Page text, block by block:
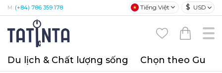
M: (+84) 786 359 178 Tiếng Việt $ USD
Du lịch & Chất lượng sống Chọn theo Gu